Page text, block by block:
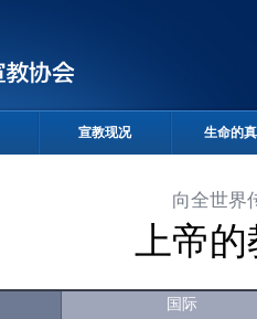
宣教现况 生命的
向全世界
上帝
国际